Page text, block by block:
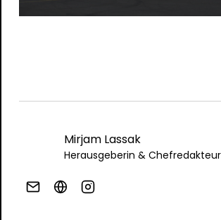
Mirjam Lassak
Herausgeberin &